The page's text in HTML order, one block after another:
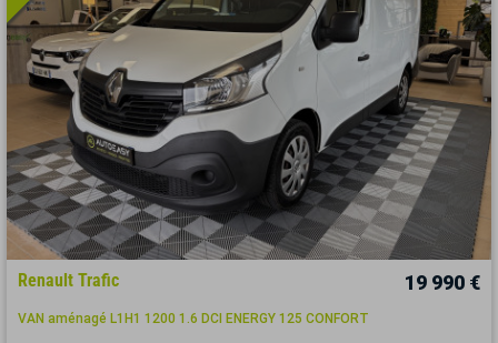
Renault Trafic 19 990 €
VAN aménagé L1H1 1200 1.6 DCI ENERGY 125 CONFORT